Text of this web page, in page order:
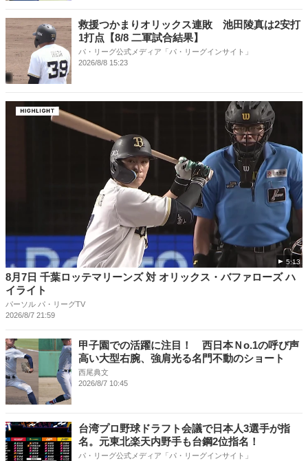
救援つかまりオリックス連敗 池田陵真は2安打
1打点【8/8 二軍試合結果】
パ・リーグ公式メディア「パ・リーグインサイト」
2026/8/8 15:23
5:13
8月7日 千葉ロッテマリーンズ 対 オリックス・バファローズ ハ
イライト
パーソル パ・リーグTV
2026/8/7 21:59
甲子園での活躍に注目！ 西日本Ｎo.1の呼び声
高い大型右腕、強肩光る名門不動のショート
西尾典文
2026/8/7 10:45
台湾プロ野球ドラフト会議で日本人3選手が指
名。元東北楽天内野手も台鋼2位指名！
パ・リーグ公式メディア「パ・リーグインサイト」